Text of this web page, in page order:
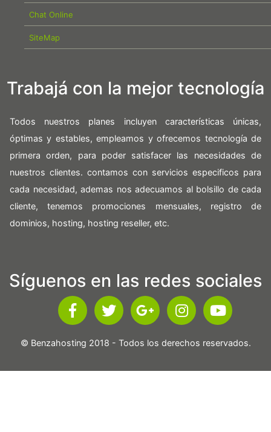
Chat Online
SiteMap
Trabajá con la mejor tecnología
Todos nuestros planes incluyen características únicas,
óptimas y estables, empleamos y ofrecemos tecnología de
primera orden, para poder satisfacer las necesidades de
nuestros clientes. contamos con servicios especificos para
cada necesidad, ademas nos adecuamos al bolsillo de cada
cliente, tenemos promociones mensuales, registro de
dominios, hosting, hosting reseller, etc.
Síguenos en las redes sociales
© Benzahosting 2018 - Todos los derechos reservados.